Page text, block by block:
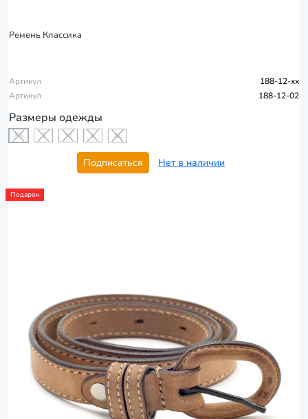
Ремень Классика
Артикул
188-12-xx
Артикул
188-12-02
Размеры одежды
XS S M L XL
Подписаться Нет в наличии
Подарок